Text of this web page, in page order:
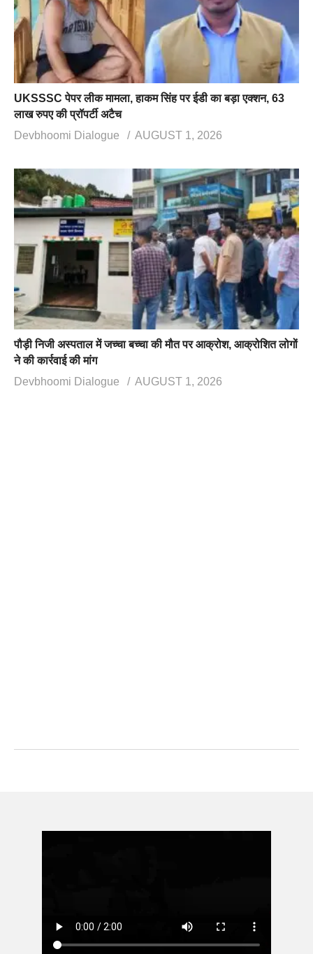
UKSSSC पेपर लीक मामला, हाकम सिंह पर ईडी का बड़ा एक्शन, 63
लाख रुपए की प्रॉपर्टी अटैच
Devbhoomi Dialogue
AUGUST 1, 2026
पौड़ी निजी अस्पताल में जच्चा बच्चा की मौत पर आक्रोश, आक्रोशित लोगों
ने की कार्रवाई की मांग
Devbhoomi Dialogue
AUGUST 1, 2026